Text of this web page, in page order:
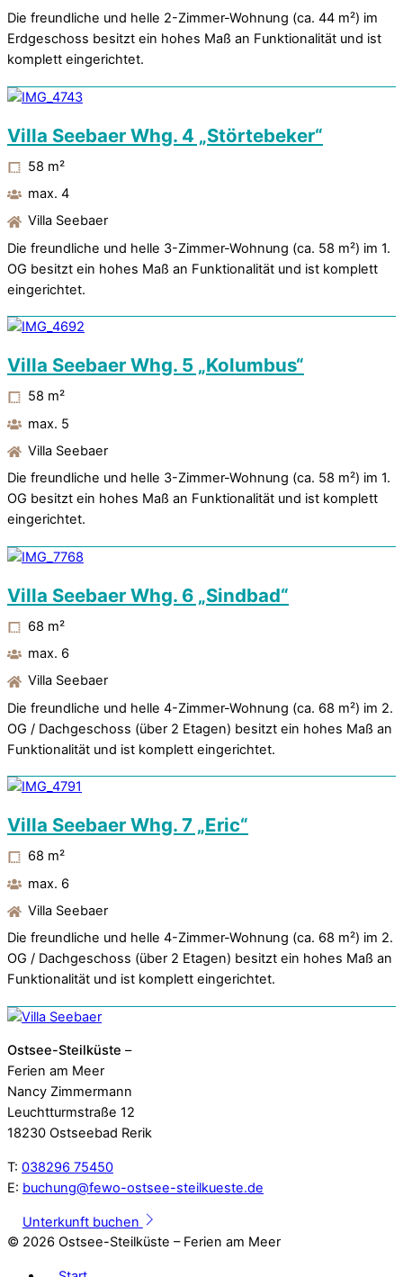
Die freundliche und helle 2-Zimmer-Wohnung (ca. 44 m²) im
Erdgeschoss besitzt ein hohes Maß an Funktionalität und ist
komplett eingerichtet.
Villa Seebaer Whg. 4 „Störtebeker“
58 m²
max. 4
Villa Seebaer
Die freundliche und helle 3-Zimmer-Wohnung (ca. 58 m²) im 1.
OG besitzt ein hohes Maß an Funktionalität und ist komplett
eingerichtet.
Villa Seebaer Whg. 5 „Kolumbus“
58 m²
max. 5
Villa Seebaer
Die freundliche und helle 3-Zimmer-Wohnung (ca. 58 m²) im 1.
OG besitzt ein hohes Maß an Funktionalität und ist komplett
eingerichtet.
Villa Seebaer Whg. 6 „Sindbad“
68 m²
max. 6
Villa Seebaer
Die freundliche und helle 4-Zimmer-Wohnung (ca. 68 m²) im 2.
OG / Dachgeschoss (über 2 Etagen) besitzt ein hohes Maß an
Funktionalität und ist komplett eingerichtet.
Villa Seebaer Whg. 7 „Eric“
68 m²
max. 6
Villa Seebaer
Die freundliche und helle 4-Zimmer-Wohnung (ca. 68 m²) im 2.
OG / Dachgeschoss (über 2 Etagen) besitzt ein hohes Maß an
Funktionalität und ist komplett eingerichtet.
Ostsee-Steilküste –
Ferien am Meer
Nancy Zimmermann
Leuchtturmstraße 12
18230 Ostseebad Rerik
T: 038296 75450
E: buchung@fewo-ostsee-steilkueste.de
Unterkunft buchen
© 2026 Ostsee-Steilküste – Ferien am Meer